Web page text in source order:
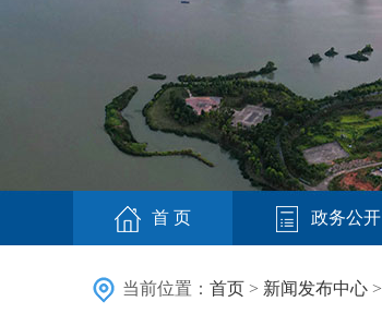
首 页 政务公开
当前位置： 首页 > 新闻发布中心 >